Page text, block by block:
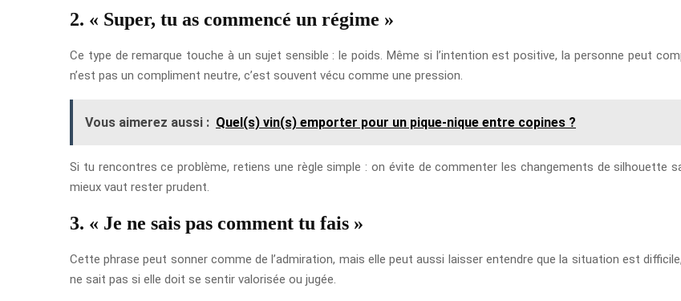
2. « Super, tu as commencé un régime »
Ce type de remarque touche à un sujet sensible : le poids. Même si l’intention est positive, la personne peut
n’est pas un compliment neutre, c’est souvent vécu comme une pression.
Vous aimerez aussi : Quel(s) vin(s) emporter pour un pique-nique entre copines ?
Si tu rencontres ce problème, retiens une règle simple : on évite de commenter les changements de silhouette
mieux vaut rester prudent.
3. « Je ne sais pas comment tu fais »
Cette phrase peut sonner comme de l’admiration, mais elle peut aussi laisser entendre que la situation est
ne sait pas si elle doit se sentir valorisée ou jugée.